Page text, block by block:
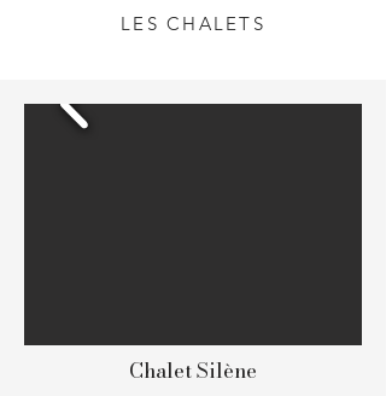
LES CHALETS
Chalet Silène